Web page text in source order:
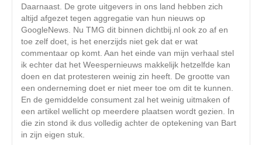
Daarnaast. De grote uitgevers in ons land hebben zich
altijd afgezet tegen aggregatie van hun nieuws op
GoogleNews. Nu TMG dit binnen dichtbij.nl ook zo af en
toe zelf doet, is het enerzijds niet gek dat er wat
commentaar op komt. Aan het einde van mijn verhaal stel
ik echter dat het Weespernieuws makkelijk hetzelfde kan
doen en dat protesteren weinig zin heeft. De grootte van
een onderneming doet er niet meer toe om dit te kunnen.
En de gemiddelde consument zal het weinig uitmaken of
een artikel wellicht op meerdere plaatsen wordt gezien. In
die zin stond ik dus volledig achter de optekening van Bart
in zijn eigen stuk.